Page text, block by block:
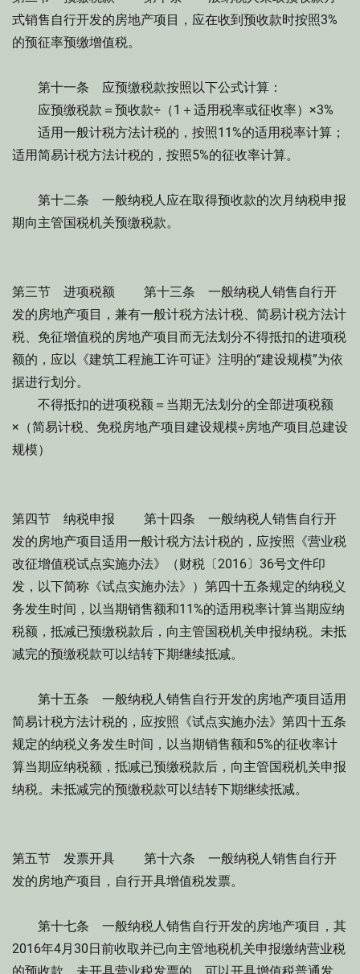
式销售自行开发的房地产项目，应在收到预收款时按照3%
的预征率预缴增值税。
第十一条 应预缴税款按照以下公式计算：
应预缴税款＝预收款÷（1＋适用税率或征收率）×3%
适用一般计税方法计税的，按照11%的适用税率计算；
适用简易计税方法计税的，按照5%的征收率计算。
第十二条 一般纳税人应在取得预收款的次月纳税申报
期向主管国税机关预缴税款。
第三节 进项税额 第十三条 一般纳税人销售自行开
发的房地产项目，兼有一般计税方法计税、简易计税方法计
税、免征增值税的房地产项目而无法划分不得抵扣的进项税
额的，应以《建筑工程施工许可证》注明的“建设规模”为依
据进行划分。
不得抵扣的进项税额＝当期无法划分的全部进项税额
×（简易计税、免税房地产项目建设规模÷房地产项目总建设
规模）
第四节 纳税申报 第十四条 一般纳税人销售自行开
发的房地产项目适用一般计税方法计税的，应按照《营业税
改征增值税试点实施办法》（财税〔2016〕36号文件印
发，以下简称《试点实施办法》）第四十五条规定的纳税义
务发生时间，以当期销售额和11%的适用税率计算当期应纳
税额，抵减已预缴税款后，向主管国税机关申报纳税。未抵
减完的预缴税款可以结转下期继续抵减。
第十五条 一般纳税人销售自行开发的房地产项目适用
简易计税方法计税的，应按照《试点实施办法》第四十五条
规定的纳税义务发生时间，以当期销售额和5%的征收率计
算当期应纳税额，抵减已预缴税款后，向主管国税机关申报
纳税。未抵减完的预缴税款可以结转下期继续抵减。
第五节 发票开具 第十六条 一般纳税人销售自行开
发的房地产项目，自行开具增值税发票。
第十七条 一般纳税人销售自行开发的房地产项目，其
2016年4月30日前收取并已向主管地税机关申报缴纳营业税